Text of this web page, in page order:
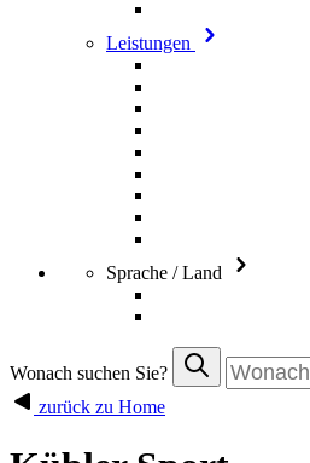
Leistungen
Sprache / Land
Wonach suchen Sie?
zurück zu Home